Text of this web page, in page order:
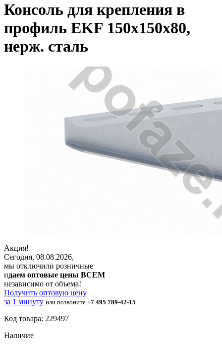
Консоль для крепления в
профиль EKF 150х150х80,
нерж. сталь
Акция!
Сегодня, 08.08.2026,
мы отключили розничные
идаем оптовые цены ВСЕМ
независимо от объема!
Получить оптовую цену
за 1 минуту или позвоните +7 495 789-42-15
Код товара: 229497
Наличие